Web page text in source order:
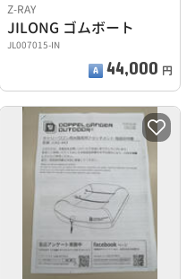
Z-RAY
JILONG ゴムボート
JL007015-IN
44,000 円